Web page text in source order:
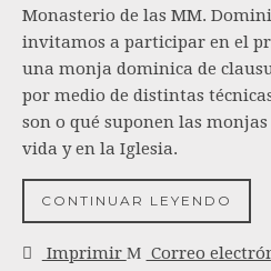
Monasterio de las MM.
invitamos a participar en el
una monja dominica de
por medio de distintas
son o qué suponen las
vida y en la Iglesia.
CONTINUAR LEYENDO
Imprimir Correo